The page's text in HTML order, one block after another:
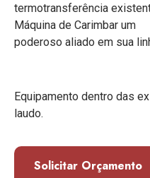
termotransferência
Máquina de Carimbar um
poderoso aliado em sua
Equipamento dentro das
laudo.
Solicitar Orçamento